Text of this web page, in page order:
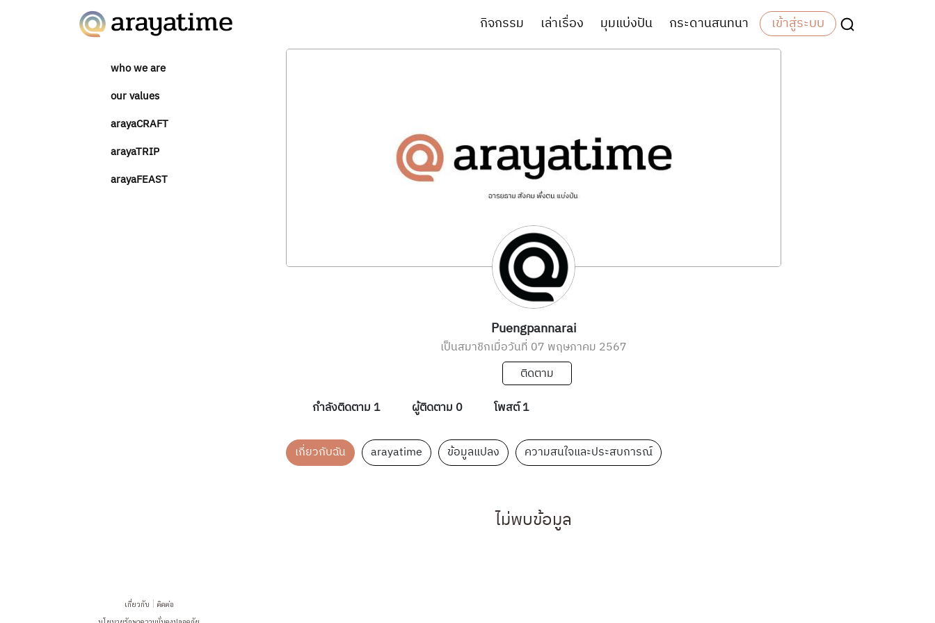
กิจกรรม เล่าเรื่อง มุมแบ่งปัน กระดานสนทนา เข้าสู่ระบบ
who we are
our values
arayaCRAFT
arayaTRIP
arayaFEAST
เกี่ยวกับ
ติดต่อ
Puengpannarai
เป็นสมาชิกเมื่อวันที่ 07 พฤษภาคม 2567
ติดตาม
กำลังติดตาม 1
ผู้ติดตาม 0 โพสต์ 1
เกี่ยวกับฉัน arayatime ข้อมูลแปลง ความสนใจและประสบการณ์
ไม่พบข้อมูล